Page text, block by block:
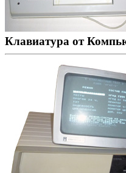
Клавиатура от